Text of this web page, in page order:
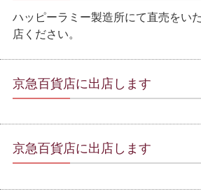
ハッピーラミー製造所にて直売をい
店ください。
京急百貨店に出店します
京急百貨店に出店します